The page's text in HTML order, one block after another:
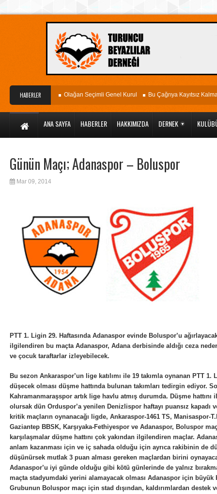
HABERLER
Hastanesi Olağan Seçimli Genel Kurul Bu Çağrıya Kayıtsız Kalmayın
ANA SAYFA HABERLER HAKKIMIZDA DERNEK
Günün Maçı; Adanaspor – Boluspor
Mar 09, 2014
PTT 1. Ligin 29. Haftasında Adanaspor evinde Boluspor’u
ilgilendiren bu maçta Adanaspor, Adana derbisinde aldığı ceza
ve çocuk taraftarlar izleyebilecek.
Bu sezon Ankaraspor’un lige katılımı ile 19 takımla oynanan PTT 1.
düşecek olması düşme hattında bulunan takımları tedirgin ediyor.
Kahramanmaraşspor artık lige havlu atmış durumda. Düşme
olursak dün Orduspor’a yenilen Denizlispor haftayı puansız kapadı
kritik maçların oynanacağı ligde, Ankaraspor-1461 TS, Manisaspor-
Gaziantep BBSK, Karşıyaka-Fethiyespor ve Adanaspor, Boluspor
karşılaşmalar düşme hattını çok yakından ilgilendiren maçlar.
anlam kazanması için ve iç sahada olduğu için ayrıca rakibinin de
düşünürsek mutlak 3 puan alması gereken maçlardan birini
Adanaspor’u iyi günde olduğu gibi kötü günlerinde de yalnız
maçta stadyumdaki yerini alamayacak olması Adanaspor için büyük
Grubunun Boluspor maçı için stad dışından, kaldırımlardan destek